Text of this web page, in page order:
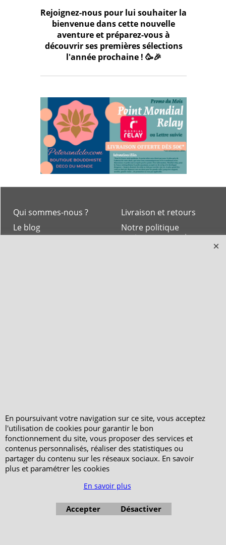
Rejoignez-nous pour lui souhaiter la
bienvenue dans cette nouvelle
aventure et préparez-vous à
découvrir ses premières sélections
l'année prochaine ! 🥳🎉
Livraison et retours
Notre politique
environnementale
Qui sommes-nous ?
Le blog
En poursuivant votre navigation sur ce site, vous acceptez
l'utilisation de cookies pour garantir le bon
fonctionnement du site, vous proposer des services et
contenus personnalisés, réaliser des statistiques ou
partager du contenu sur les réseaux sociaux. En savoir
plus et paramétrer les cookies
En savoir plus
Accepter Désactiver